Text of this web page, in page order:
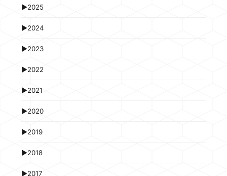
►2025
►2024
►2023
►2022
►2021
►2020
►2019
►2018
►2017